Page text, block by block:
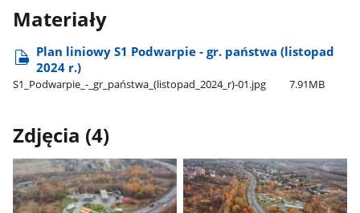
Materiały
Plan liniowy S1 Podwarpie - gr. państwa (listopad
2024 r.)
S1​_Podwarpie​_-​_gr​_państwa​_(listopad​_2024​_r)-01.jpg 7.91MB
Zdjęcia (4)